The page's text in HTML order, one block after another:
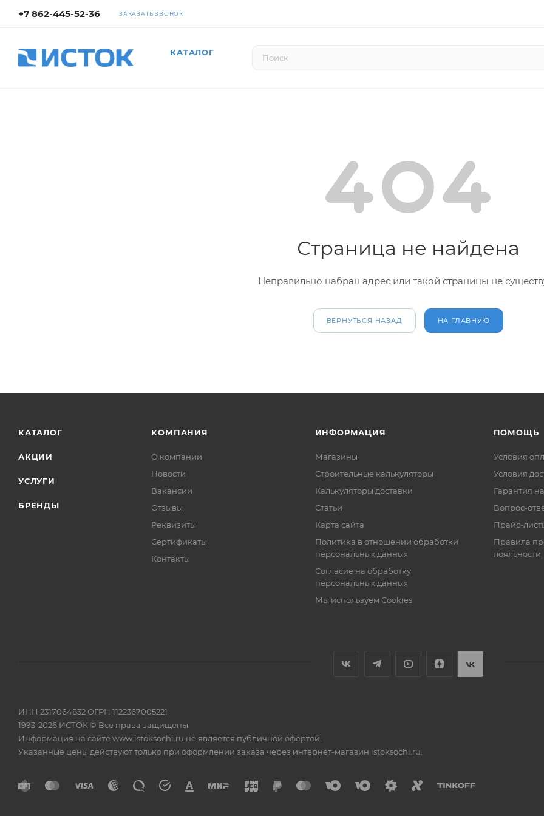
+7 862-445-52-36 ЗАКАЗАТЬ ЗВОНОК
КАТАЛОГ
Страница не найдена
Неправильно набран адрес или такой страницы не
ВЕРНУТЬСЯ НАЗАД НА ГЛАВНУЮ
КАТАЛОГ
АКЦИИ
УСЛУГИ
БРЕНДЫ
КОМПАНИЯ
О компании
Новости
Вакансии
Отзывы
Реквизиты
Сертификаты
Контакты
ИНФОРМАЦИЯ
Магазины
Строительные калькуляторы
Калькуляторы доставки
Статьи
Карта сайта
Политика в отношении обработки
персональных данных
Согласие на обработку
персональных данных
Мы используем Cookies
ПОМОЩЬ
Условия
Условия
Гарантия
Вопрос-
Прайс-
Правила
лояльности
ИНН 2317064832 ОГРН 1122367005221
1993-2026 ИСТОК © Все права защищены.
Информация на сайте www.istoksochi.ru не является публичной офертой.
Указанные цены действуют только при оформлении заказа через интернет-магазин istoksochi.ru.